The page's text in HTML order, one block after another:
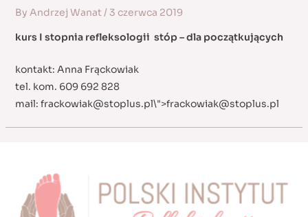
By Andrzej Wanat/3 czerwca 2019
kurs I stopnia refleksologii stóp – dla początkujących
kontakt: Anna Frąckowiak
tel. kom. 609 692 828
mail: frackowiak@stoplus.pl\">frackowiak@stoplus.pl